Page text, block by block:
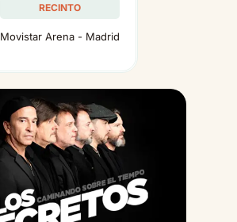
RECINTO
Movistar Arena - Madrid